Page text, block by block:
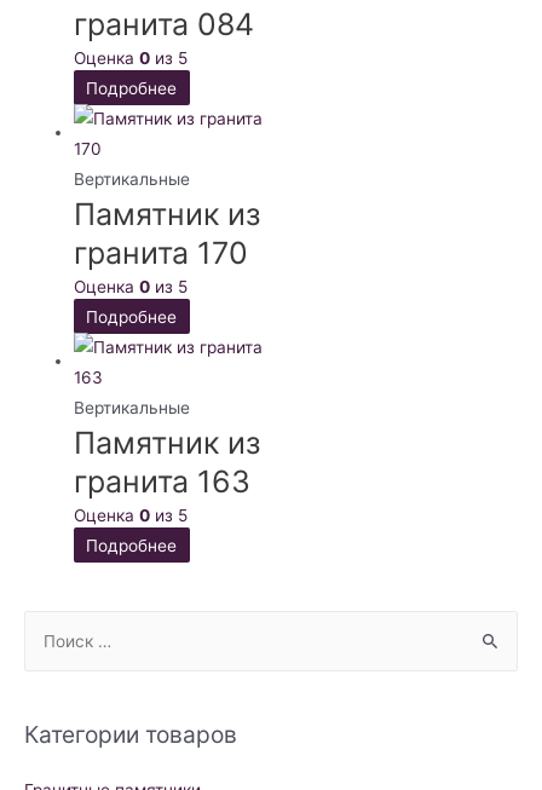
гранита 084
Оценка0 из 5
Подробнее
Вертикальные
Памятник из
гранита 170
Оценка0 из 5
Подробнее
Вертикальные
Памятник из
гранита 163
Оценка0 из 5
Подробнее
rКатегории товаров